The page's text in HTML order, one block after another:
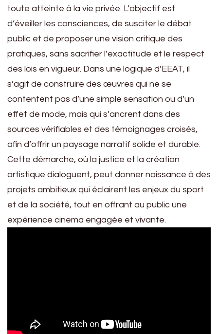
toute atteinte à la vie privée. L’objectif est
d’éveiller les consciences, de susciter le débat
public et de proposer une vision critique des
pratiques, sans sacrifier l’exactitude et le respect
des lois en vigueur. Dans une logique d’EEAT, il
s’agit de construire des œuvres qui ne se
contentent pas d’une simple sensation ou d’un
effet de mode, mais qui s’ancrent dans des
sources vérifiables et des témoignages croisés,
afin d’offrir un paysage narratif solide et durable.
Cette démarche, où la justice et la création
artistique dialoguent, peut donner naissance à des
projets ambitieux qui éclairent les enjeux du sport
et de la société, tout en offrant au public une
expérience cinema engagée et vivante.